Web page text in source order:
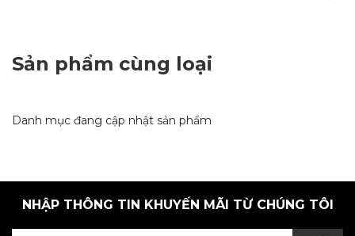
Sản phẩm cùng loại
Danh mục đang cập nhật sản phẩm
NHẬP THÔNG TIN KHUYẾN MÃI TỪ CHÚNG TÔI